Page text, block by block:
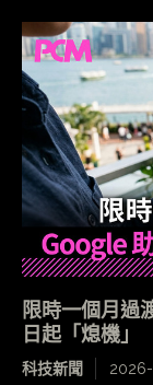
限時一個月過
日起「熄機」
科技新聞